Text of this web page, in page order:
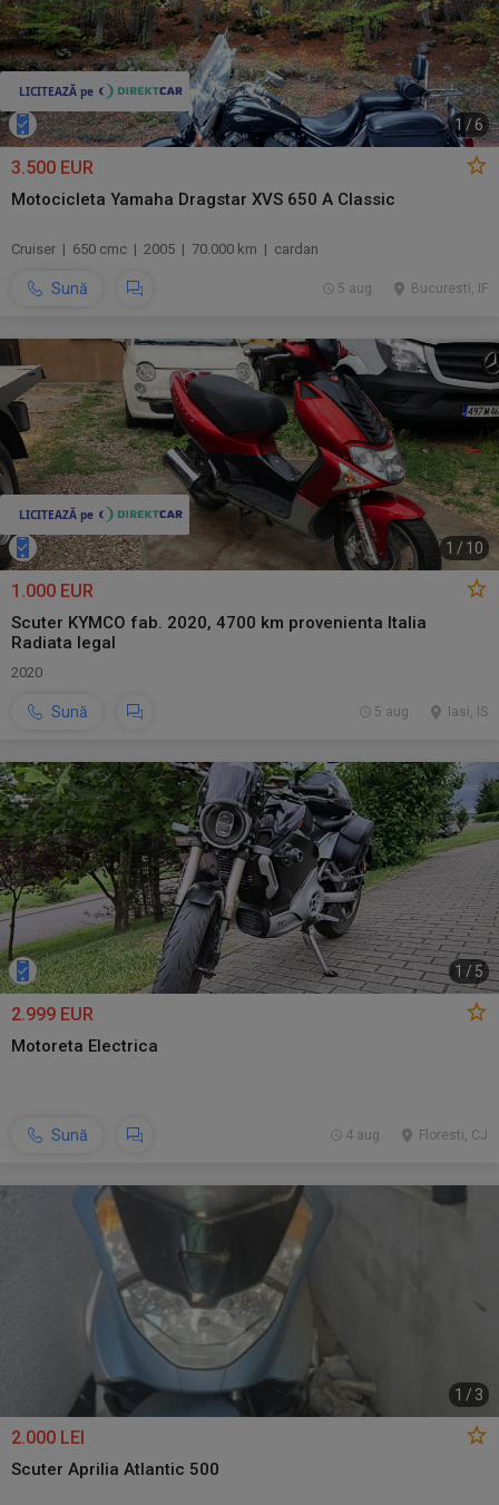
1 /6
3.500 EUR
Motocicleta Yamaha Dragstar XVS 650 A Classic
Cruiser | 650 cmc | 2005 | 70.000 km | cardan
Sună Bucuresti, IF
5 aug.
1 / 10
1.000 EUR
Scuter KYMCO fab. 2020, 4700 km provenienta Italia
Radiata legal
2020
Sună Iasi, IS
5 aug.
1 /5
2.999 EUR
Motoreta Electrica
Sună Floresti, CJ
4 aug.
1 / 3
2.000 LEI
Scuter Aprilia Atlantic 500